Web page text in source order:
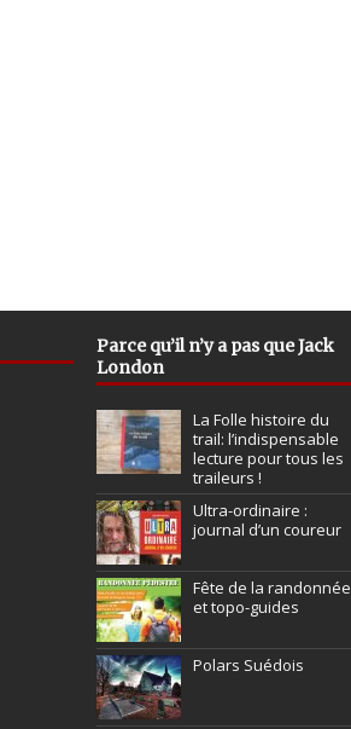
Parce qu’il n’y a pas que Jack
London
La Folle histoire du
trail: l’indispensable
lecture pour tous les
traileurs !
Ultra-ordinaire :
journal d’un coureur
Fête de la randonnée
et topo-guides
Polars Suédois